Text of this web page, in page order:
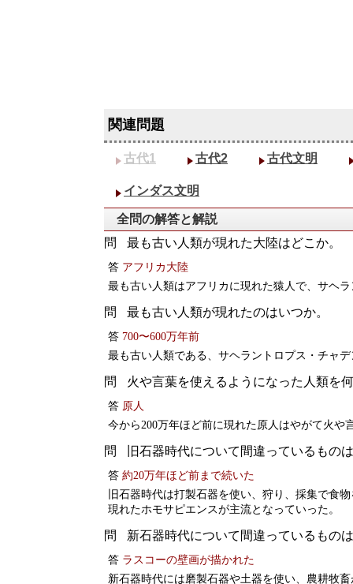
古代1 古代2 古代文明
インダス文明
全問の解答と解説
最も古い人類が現れた大陸はどこか。
答 アフリカ大陸
最も古い人類はアフリカに現れた猿人で、サヘ
最も古い人類が現れたのはいつか。
答 700〜600万年前
最も古い人類である、サヘラントロプス・チャ
火や言葉を使えるようになった人類を
答 原人
今から200万年ほど前に現れた原人はやがて火や
旧石器時代について間違っているもの
答 約20万年ほど前まで続いた
旧石器時代は打製石器を使い、狩り、採集で食
現れたホモサピエンスが主流となっていった。
新石器時代について間違っているもの
答 ラスコーの壁画が描かれた
新石器時代には磨製石器や土器を使い、農耕牧